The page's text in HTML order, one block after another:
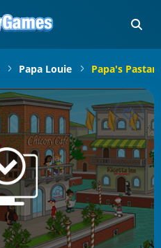
Papa Louie Papa's